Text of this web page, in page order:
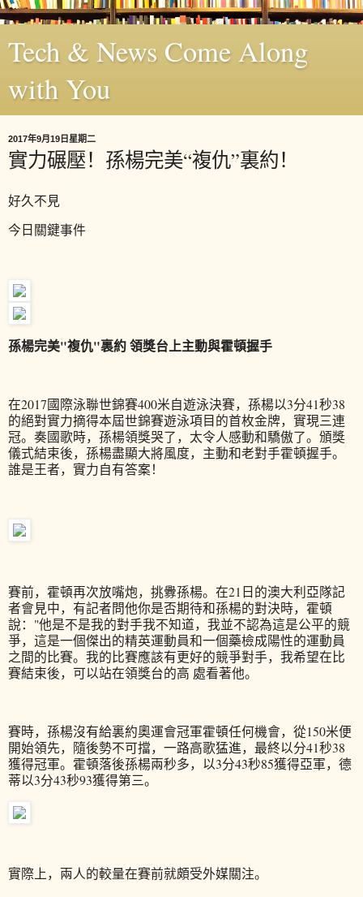
Tech & News Come Along
with You
2017年9月19日星期二
實力碾壓！孫楊完美“複仇”裏約！
好久不見
今日關鍵事件
孫楊完美"複仇"裏約 領獎台上主動與霍頓握手
在2017國際泳聯世錦賽400米自遊泳決賽，孫楊以3分41秒38
的絕對實力摘得本屆世錦賽遊泳項目的首枚金牌，實現三連
冠。奏國歌時，孫楊領獎哭了，太令人感動和驕傲了。頒獎
儀式結束後，孫楊盡顯大將風度，主動和老對手霍頓握手。
誰是王者，實力自有答案！
賽前，霍頓再次放嘴炮，挑釁孫楊。在21日的澳大利亞隊記
者會見中，有記者問他你是否期待和孫楊的對決時，霍頓
說："他是不是我的對手我不知道，我並不認為這是公平的競
爭，這是一個傑出的精英運動員和一個藥檢成陽性的運動員
之間的比賽。我的比賽應該有更好的競爭對手，我希望在比
賽結束後，可以站在領獎台的高 處看著他。
賽時，孫楊沒有給裏約奧運會冠軍霍頓任何機會，從150米便
開始領先，隨後勢不可擋，一路高歌猛進，最終以分41秒38
獲得冠軍。霍頓落後孫楊兩秒多，以3分43秒85獲得亞軍，德
蒂以3分43秒93獲得第三。
實際上，兩人的較量在賽前就頗受外媒關注。